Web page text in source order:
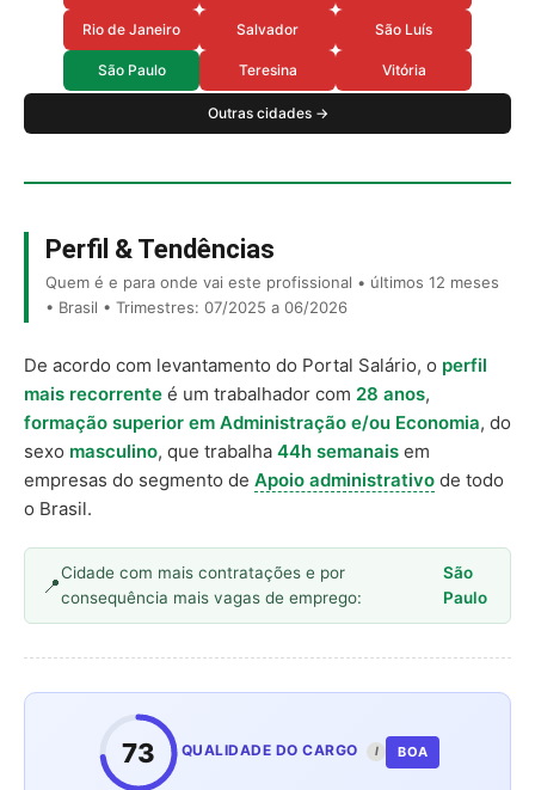
Rio de Janeiro Salvador São Luís
São Paulo Teresina Vitória
Outras cidades →
Perfil & Tendências
Quem é e para onde vai este profissional • últimos 12 meses
• Brasil • Trimestres: 07/2025 a 06/2026
De acordo com levantamento do Portal Salário, o perfil
mais recorrente é um trabalhador com 28 anos,
formação superior em Administração e/ou Economia, do
sexo masculino, que trabalha 44h semanais em
empresas do segmento de Apoio administrativo de todo
o Brasil.
Cidade com mais contratações e por
consequência mais vagas de emprego:
São
Paulo
73 QUALIDADE DO CARGO I BOA